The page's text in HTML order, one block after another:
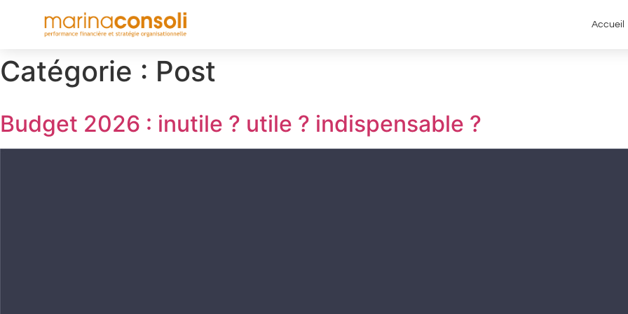
Accueil
Catégorie : Post
Budget 2026 : inutile ? utile ? indispensable ?